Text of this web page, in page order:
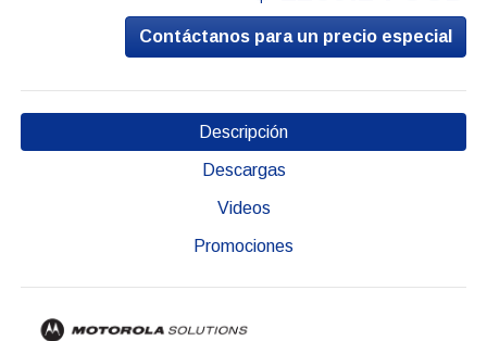
Contáctanos para un precio especial
Descripción
Descargas
Videos
Promociones